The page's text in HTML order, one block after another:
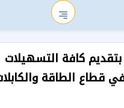
كافة التسهيلات
قطاع الطاقة